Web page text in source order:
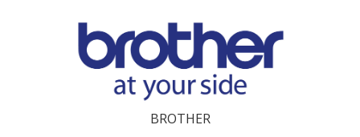
BROTHER